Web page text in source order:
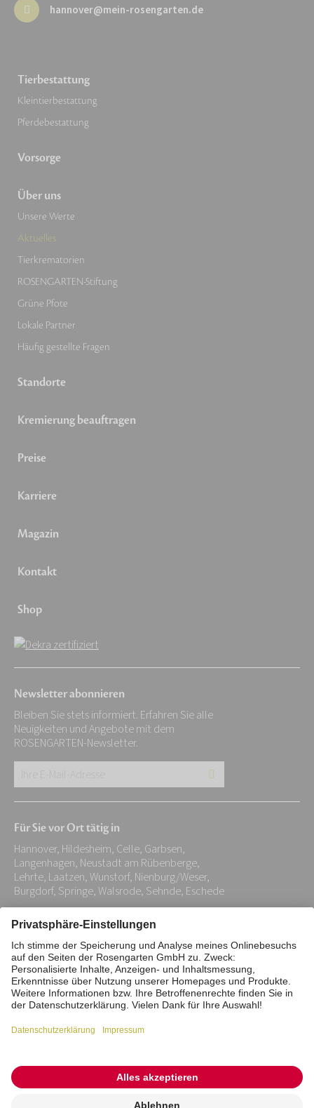
hannover@mein-rosengarten.de
Tierbestattung
Kleintierbestattung
Pferdebestattung
Vorsorge
Über uns
Unsere Werte
Aktuelles
Tierkrematorien
ROSENGARTEN-Stiftung
Grüne Pfote
Lokale Partner
Häufig gestellte Fragen
Standorte
Kremierung beauftragen
Preise
Karriere
Magazin
Kontakt
Shop
Newsletter abonnieren
Bleiben Sie stets informiert. Erfahren Sie alle
Neuigkeiten und Angebote mit dem
ROSENGARTEN-Newsletter.
Adresse:
*
Für Sie vor Ort tätig in
Hannover, Hildesheim, Celle, Garbsen,
Langenhagen, Neustadt am Rübenberge,
Lehrte, Laatzen, Wunstorf, Nienburg/Weser,
Burgdorf, Springe, Walsrode, Sehnde, Eschede
Impressum Datenschutz
Stiftung
Interne Meldestelle
Zahlungsmittel
Barrierefreiheitserklärung
Vertrag widerrufen